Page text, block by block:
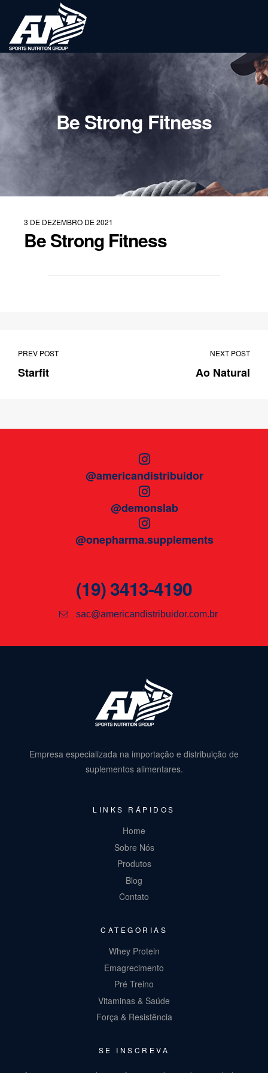
Be Strong Fitness
3 DE DEZEMBRO DE 2021
Be Strong Fitness
PREV POST
Starfit
NEXT POST
Ao Natural
@americandistribuidor
@demonslab
@onepharma.supplements
(19) 3413-4190
sac@americandistribuidor.com.br
Empresa especializada na importação e distribuição de
suplementos alimentares.
LINKS RÁPIDOS
Home
Sobre Nós
Produtos
Blog
Contato
CATEGORIAS
Whey Protein
Emagrecimento
Pré Treino
Vitaminas & Saúde
Força & Resistência
SE INSCREVA